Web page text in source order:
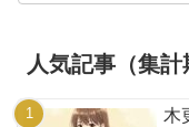
人気記事（集計
木